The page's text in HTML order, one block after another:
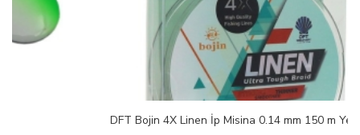
DFT Bojin 4X Linen İp Misina 0.14 mm 150 m Yeşil